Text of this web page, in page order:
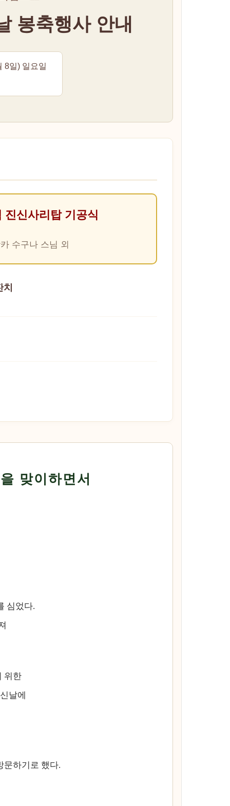
봉축행사 안내
8일) 일요일
진신사리탑 기공식
수구나 스님 외
맞이하면서
심었다.
위한
날에
문하기로 했다.